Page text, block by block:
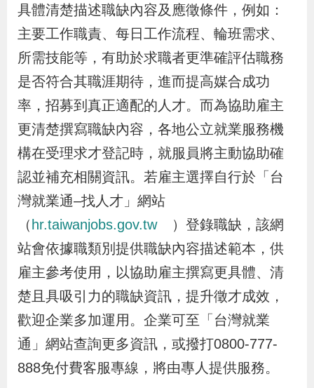
府
網
站
資
料
開
放
宣
告
檢
舉
貪
瀆
通
位
具體清楚描述職缺內容及應徵條件，例如：
主要工作職責、每日工作流程、輪班需求、
所需技能等，有助於求職者更準確評估職務
是否符合其職涯期待，進而提高媒合成功
率，招募到真正適配的人才。而為協助雇主
更清楚撰寫職缺內容，各地公立就業服務機
構在受理求才登記時，就服員將主動協助確
認並補充相關資訊。若雇主選擇自行於「台
灣就業通–找人才」網站
（ hr.taiwanjobs.gov.tw
）登錄職缺，該網
站會依據職類別提供職缺內容描述範本，供
雇主參考使用，以協助雇主撰寫更具體、清
楚且具吸引力的職缺資訊，提升徵才成效，
歡迎企業多加運用。企業可至「台灣就業
通」網站查詢更多資訊，或撥打0800-777-
888免付費客服專線，將由專人提供服務。